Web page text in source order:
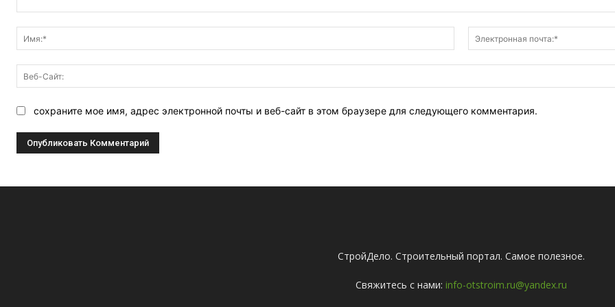
Имя:*
сохраните мое имя, адрес электронной почты и веб-сайт в этом браузере для следующего комментария.
СтройДело. Строительный портал. Самое полезное.
Свяжитесь с нами: info-otstroim.ru@yandex.ru